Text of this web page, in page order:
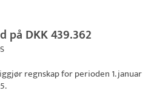
på DKK 439.362
regnskap for perioden 1. januar